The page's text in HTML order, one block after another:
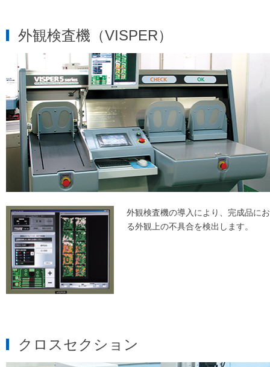
外観検査機（VISPER）
外観検査機の導入により、完成品に
る外観上の不具合を検出します。
クロスセクション